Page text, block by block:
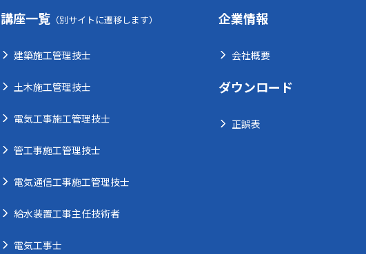
講座一覧（別サイトに遷移します）
建築施工管理技士
土木施工管理技士
電気工事施工管理技士
管工事施工管理技士
電気通信工事施工管理技士
給水装置工事主任技術者
電気工事士
企業情報
会社概要
ダウンロード
正誤表